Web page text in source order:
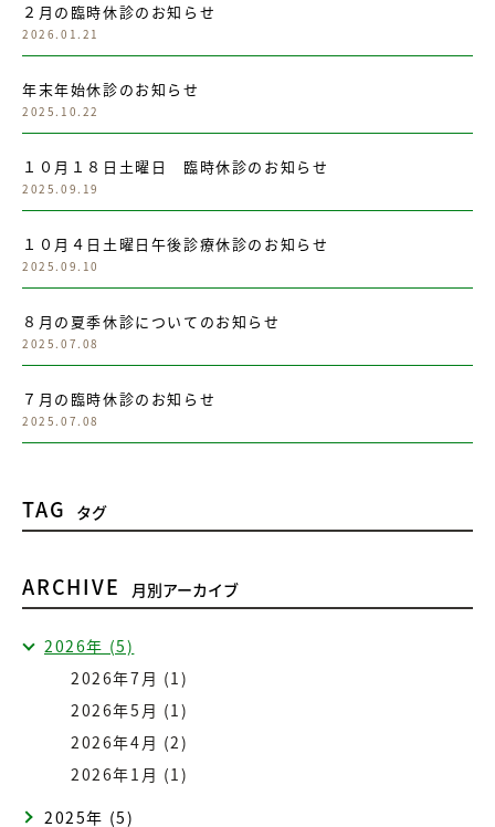
２月の臨時休診のお知らせ
2026.01.21
年末年始休診のお知らせ
2025.10.22
１０月１８日土曜日 臨時休診のお知らせ
2025.09.19
１０月４日土曜日午後診療休診のお知らせ
2025.09.10
８月の夏季休診についてのお知らせ
2025.07.08
７月の臨時休診のお知らせ
2025.07.08
TAG タグ
ARCHIVE 月別アーカイブ
2026年 (5)
2026年7月 (1)
2026年5月 (1)
2026年4月 (2)
2026年1月 (1)
2025年 (5)